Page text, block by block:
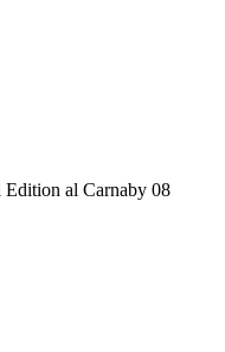
Edition al Carnaby 08